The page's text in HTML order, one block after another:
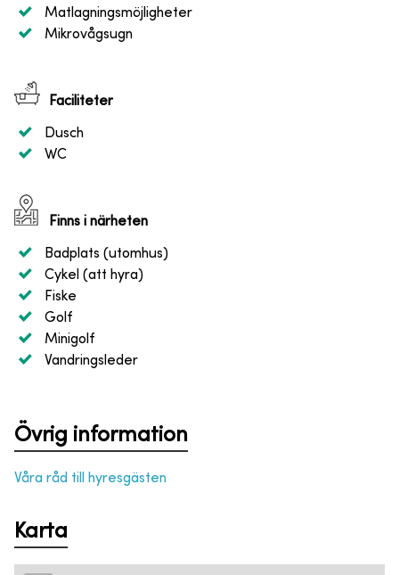
Matlagningsmöjligheter
Mikrovågsugn
Faciliteter
Dusch
WC
Finns i närheten
Badplats (utomhus)
Cykel (att hyra)
Fiske
Golf
Minigolf
Vandringsleder
Övrig information
Våra råd till hyresgästen
Karta